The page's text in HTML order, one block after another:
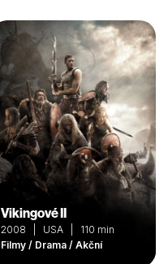
Vikingové II
2008 | USA | 110 min
Filmy / Drama / Akční